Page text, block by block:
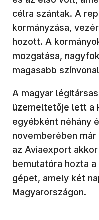
célra szántak. A
kormányzása,
hozott. A
mozgatása,
magasabb
A magyar
üzemeltetője lett a
egyébként néhány
novemberében
az Aviaexport
bemutatóra hozta
gépet, amely két
Magyarországon.